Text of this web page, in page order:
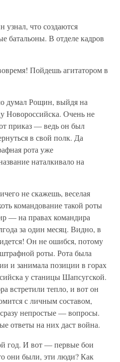
что создаются
батальоны. В отделе кадров
Пойдешь агитатором в
Рощин, выйдя на
Новороссийска. Очень не
приказ — ведь он был
в свой полк. Да
рота уже
наталкивало на
не скажешь, веселая
командование такой роты
— на правах командира
за один месяц. Видно, в
Он не ошибся, потому
роты. Рота была
и занимала позиции в горах
у станицы Шапсугской.
встретили тепло, и вот он
с личным составом,
непростые — вопросы.
ответы на них даст война.
год. И вот — первые бои
они были, эти люди? Как